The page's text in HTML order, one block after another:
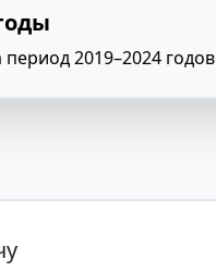
2019–2024 годов